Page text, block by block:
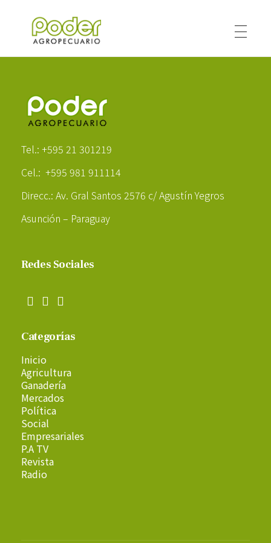
Tel.: +595 21 301219
Cel.: +595 981 911114
Direcc.: Av. Gral Santos 2576 c/ Agustín Yegros
Asunción – Paraguay
Redes Sociales
Categorías
Inicio
Agricultura
Ganadería
Mercados
Política
Social
Empresariales
P.A TV
Revista
Radio